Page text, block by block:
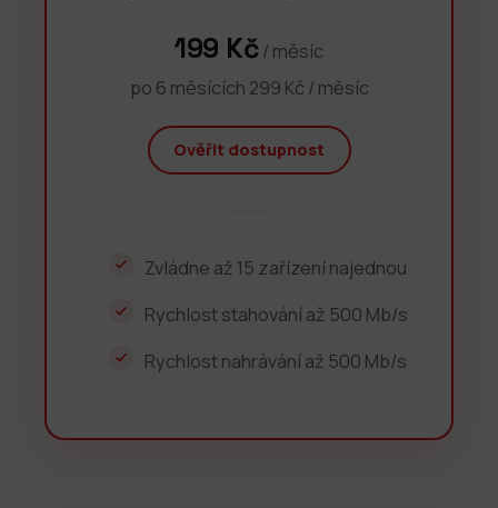
199 Kč/ měsíc
po 6 měsících 299 Kč / měsíc
Ověřit dostupnost
Zvládne až 15 zařízení najednou
Rychlost stahování až 500 Mb/s
Rychlost nahrávání až 500 Mb/s